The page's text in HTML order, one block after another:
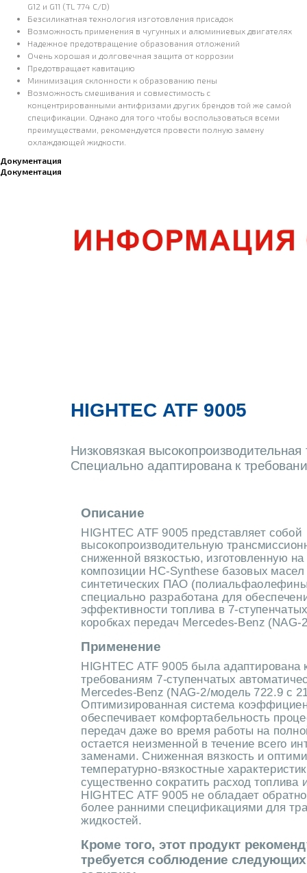
G12 и G11 (TL 774 C/D)
Безсиликатная технология изготовления присадок
Возможность применения в чугунных и алюминиевых двигателях
Надежное предотвращение образования отложений
Очень хорошая и долговечная защита от коррозии
Предотвращает кавитацию
Минимизация склонности к образованию пены
Возможность смешивания и совместимость с
концентрированными антифризами других брендов той же самой
спецификации. Однако для того чтобы воспользоваться всеми
преимуществами, рекомендуется провести полную замену
охлаждающей жидкости.
Документация
Документация